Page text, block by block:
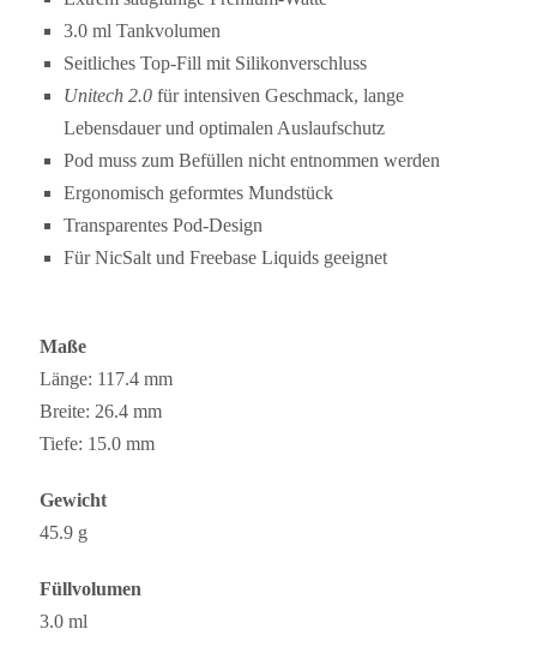
3.0 ml Tankvolumen
Seitliches Top-Fill mit Silikonverschluss
Unitech 2.0 für intensiven Geschmack, lange
Lebensdauer und optimalen Auslaufschutz
Pod muss zum Befüllen nicht entnommen werden
Ergonomisch geformtes Mundstück
Transparentes Pod-Design
Für NicSalt und Freebase Liquids geeignet
Maße
Länge: 117.4 mm
Breite: 26.4 mm
Tiefe: 15.0 mm
Gewicht
45.9 g
Füllvolumen
3.0 ml